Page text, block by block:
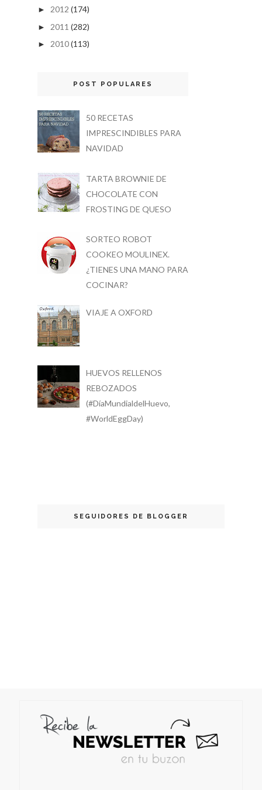
► 2012 (174)
► 2011 (282)
► 2010(113)
POST POPULARES
50 RECETAS
IMPRESCINDIBLES PARA
NAVIDAD
TARTA BROWNIE DE
CHOCOLATE CON
FROSTING DE QUESO
SORTEO ROBOT
COOKEO MOULINEX.
¿TIENES UNA MANO PARA
COCINAR?
VIAJE A OXFORD
HUEVOS RELLENOS
REBOZADOS
(#DíaMundialdelHuevo,
#WorldEggDay)
SEGUIDORES DE BLOGGER